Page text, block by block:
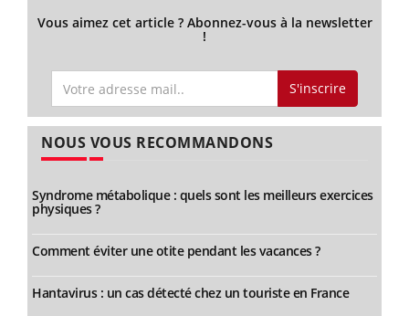
Vous aimez cet article ? Abonnez-vous à la newsletter
!
S'inscrire
NOUS VOUS RECOMMANDONS
Syndrome métabolique : quels sont les meilleurs exercices
physiques ?
Comment éviter une otite pendant les vacances ?
Hantavirus : un cas détecté chez un touriste en France